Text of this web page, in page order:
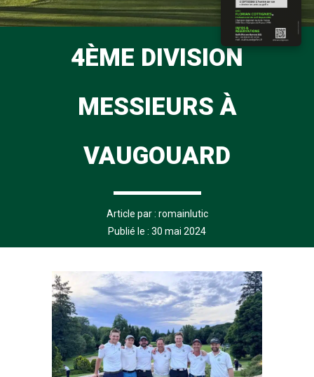
4ÈME DIVISION
MESSIEURS À
VAUGOUARD
Article par : romainlutic
Publié le : 30 mai 2024